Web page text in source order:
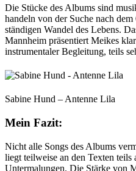
Die Stücke des Albums sind
handeln von der Suche nach
ständigen Wandel des Lebens.
Mannheim präsentiert Meikes
instrumentaler Begleitung, teils
Sabine Hund – Antenne Lila
Mein Fazit:
Nicht alle Songs des Albums
liegt teilweise an den Texten teils
Untermalungen. Die Stärke von